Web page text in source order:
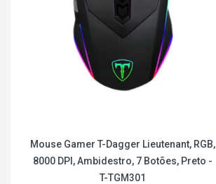
Mouse Gamer T-Dagger Lieutenant, RGB,
8000 DPI, Ambidestro, 7 Botões, Preto -
T-TGM301